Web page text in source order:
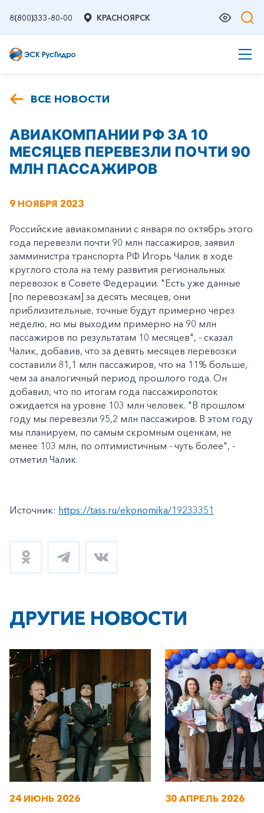
8(800)333-80-00 КРАСНОЯРСК
ВСЕ НОВОСТИ
АВИАКОМПАНИИ РФ ЗА 10
МЕСЯЦЕВ ПЕРЕВЕЗЛИ ПОЧТИ 90
МЛН ПАССАЖИРОВ
9 НОЯБРЯ 2023
Российские авиакомпании с января по октябрь этого
года перевезли почти 90 млн пассажиров, заявил
замминистра транспорта РФ Игорь Чалик в ходе
круглого стола на тему развития региональных
перевозок в Совете Федерации. "Есть уже данные
[по перевозкам] за десять месяцев, они
приблизительные, точные будут примерно через
неделю, но мы выходим примерно на 90 млн
пассажиров по результатам 10 месяцев", - сказал
Чалик, добавив, что за девять месяцев перевозки
составили 81,1 млн пассажиров, что на 11% больше,
чем за аналогичный период прошлого года. Он
добавил, что по итогам года пассажиропоток
ожидается на уровне 103 млн человек. "В прошлом
году мы перевезли 95,2 млн пассажиров. В этом году
мы планируем, по самым скромным оценкам, не
менее 103 млн, по оптимистичным - чуть более", -
отметил Чалик.
Источник: https://tass.ru/ekonomika/19233351
ДРУГИЕ НОВОСТИ
24 ИЮНЬ 2026 30 АПРЕЛЬ 2026